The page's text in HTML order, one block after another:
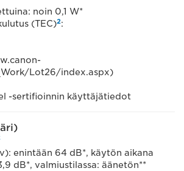
noin 0,1 W*
(TEC)2:
Lot26/index.aspx)
-sertifioinnin käyttäjätiedot
enintään 64 dB*, käytön aikana
dB*, valmiustilassa: äänetön**